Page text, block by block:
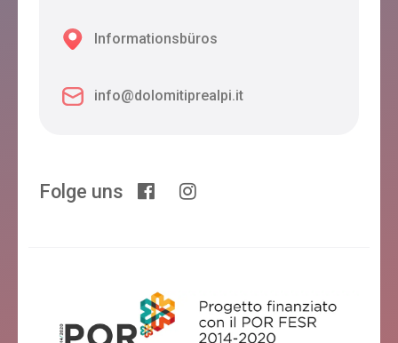
Informationsbüros
info@dolomitiprealpi.it
Folge uns